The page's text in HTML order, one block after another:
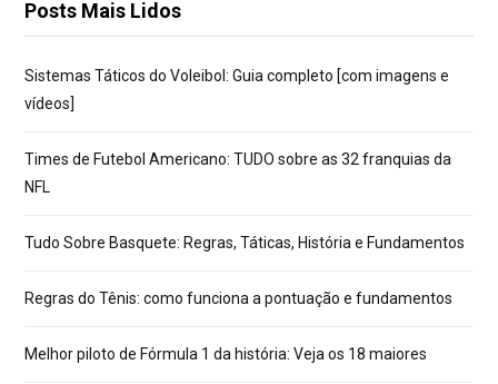
Posts Mais Lidos
Sistemas Táticos do Voleibol: Guia completo [com imagens e
vídeos]
Times de Futebol Americano: TUDO sobre as 32 franquias da
NFL
Tudo Sobre Basquete: Regras, Táticas, História e Fundamentos
Regras do Tênis: como funciona a pontuação e fundamentos
Melhor piloto de Fórmula 1 da história: Veja os 18 maiores